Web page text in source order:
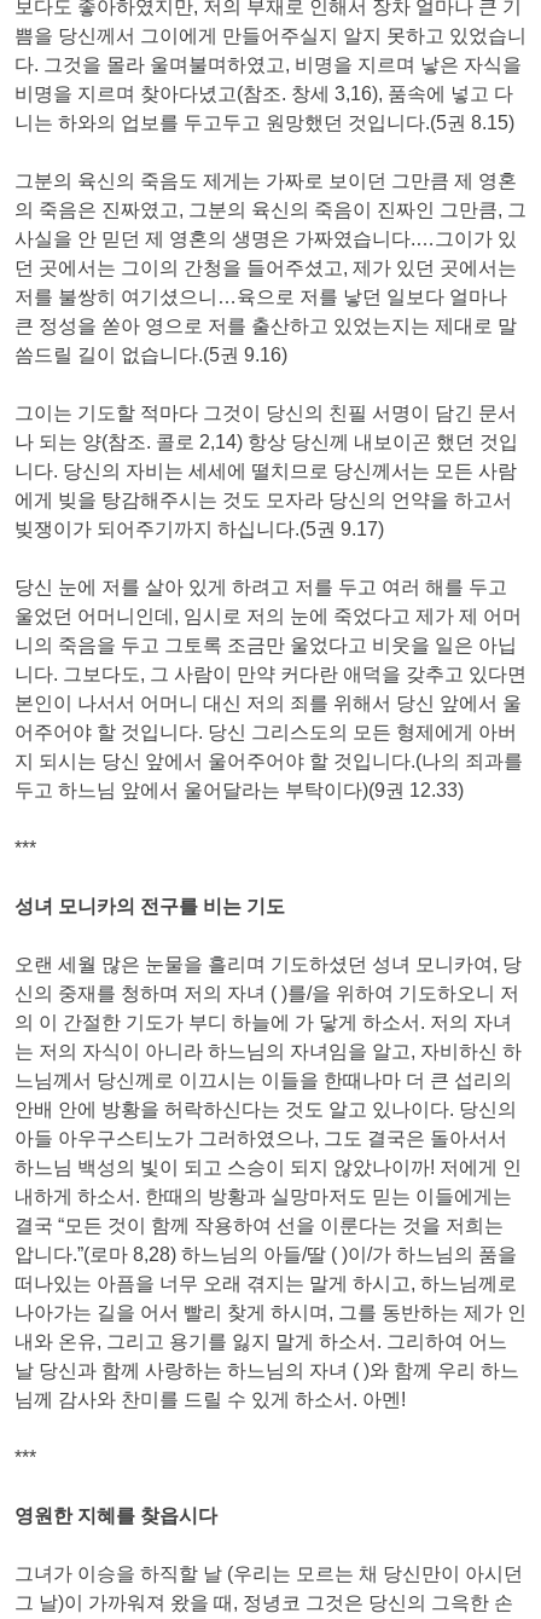
보다도 좋아하였지만, 저의 부재로 인해서 장차 얼마나 큰 기
쁨을 당신께서 그이에게 만들어주실지 알지 못하고 있었습니
다. 그것을 몰라 울며불며하였고, 비명을 지르며 낳은 자식을
비명을 지르며 찾아다녔고(참조. 창세 3,16), 품속에 넣고 다
니는 하와의 업보를 두고두고 원망했던 것입니다.(5권 8.15)
그분의 육신의 죽음도 제게는 가짜로 보이던 그만큼 제 영혼
의 죽음은 진짜였고, 그분의 육신의 죽음이 진짜인 그만큼, 그
사실을 안 믿던 제 영혼의 생명은 가짜였습니다.…그이가 있
던 곳에서는 그이의 간청을 들어주셨고, 제가 있던 곳에서는
저를 불쌍히 여기셨으니…육으로 저를 낳던 일보다 얼마나
큰 정성을 쏟아 영으로 저를 출산하고 있었는지는 제대로 말
씀드릴 길이 없습니다.(5권 9.16)
그이는 기도할 적마다 그것이 당신의 친필 서명이 담긴 문서
나 되는 양(참조. 콜로 2,14) 항상 당신께 내보이곤 했던 것입
니다. 당신의 자비는 세세에 떨치므로 당신께서는 모든 사람
에게 빚을 탕감해주시는 것도 모자라 당신의 언약을 하고서
빚쟁이가 되어주기까지 하십니다.(5권 9.17)
당신 눈에 저를 살아 있게 하려고 저를 두고 여러 해를 두고
울었던 어머니인데, 임시로 저의 눈에 죽었다고 제가 제 어머
니의 죽음을 두고 그토록 조금만 울었다고 비웃을 일은 아닙
니다. 그보다도, 그 사람이 만약 커다란 애덕을 갖추고 있다면
본인이 나서서 어머니 대신 저의 죄를 위해서 당신 앞에서 울
어주어야 할 것입니다. 당신 그리스도의 모든 형제에게 아버
지 되시는 당신 앞에서 울어주어야 할 것입니다.(나의 죄과를
두고 하느님 앞에서 울어달라는 부탁이다)(9권 12.33)
***
성녀 모니카의 전구를 비는 기도
오랜 세월 많은 눈물을 흘리며 기도하셨던 성녀 모니카여, 당
신의 중재를 청하며 저의 자녀 ( )를/을 위하여 기도하오니 저
의 이 간절한 기도가 부디 하늘에 가 닿게 하소서. 저의 자녀
는 저의 자식이 아니라 하느님의 자녀임을 알고, 자비하신 하
느님께서 당신께로 이끄시는 이들을 한때나마 더 큰 섭리의
안배 안에 방황을 허락하신다는 것도 알고 있나이다. 당신의
아들 아우구스티노가 그러하였으나, 그도 결국은 돌아서서
하느님 백성의 빛이 되고 스승이 되지 않았나이까! 저에게 인
내하게 하소서. 한때의 방황과 실망마저도 믿는 이들에게는
결국 “모든 것이 함께 작용하여 선을 이룬다는 것을 저희는
압니다.”(로마 8,28) 하느님의 아들/딸 ( )이/가 하느님의 품을
떠나있는 아픔을 너무 오래 겪지는 말게 하시고, 하느님께로
나아가는 길을 어서 빨리 찾게 하시며, 그를 동반하는 제가 인
내와 온유, 그리고 용기를 잃지 말게 하소서. 그리하여 어느
날 당신과 함께 사랑하는 하느님의 자녀 ( )와 함께 우리 하느
님께 감사와 찬미를 드릴 수 있게 하소서. 아멘!
***
영원한 지혜를 찾읍시다
그녀가 이승을 하직할 날 (우리는 모르는 채 당신만이 아시던
그 날)이 가까워져 왔을 때, 정녕코 그것은 당신의 그윽한 손